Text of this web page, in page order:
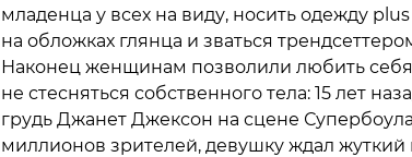
младенца у всех на виду, носить одежду
на обложках глянца и зваться
Наконец женщинам позволили любить себя
не стесняться собственного тела: 15 лет
грудь Джанет Джексон на сцене
миллионов зрителей, девушку ждал